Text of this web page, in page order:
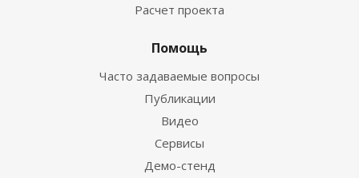
Расчет проекта
Помощь
Часто задаваемые вопросы
Публикации
Видео
Сервисы
Демо-стенд